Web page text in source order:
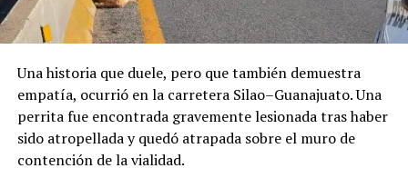
completa y una estrategia de largo plazo, no
únicamente el retiro de algunos metros de cable.
Una historia que duele, pero que también demuestra
empatía, ocurrió en la carretera Silao–Guanajuato. Una
perrita fue encontrada gravemente lesionada tras haber
sido atropellada y quedó atrapada sobre el muro de
contención de la vialidad.